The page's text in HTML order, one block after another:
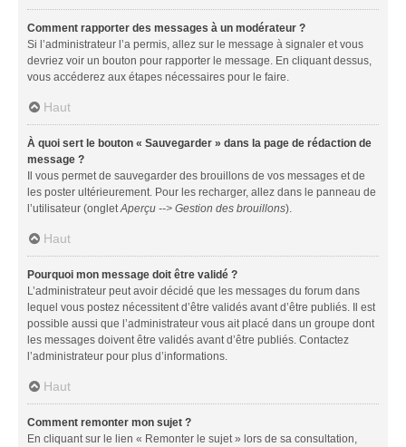
Comment rapporter des messages à un modérateur ?
Si l’administrateur l’a permis, allez sur le message à signaler et vous
devriez voir un bouton pour rapporter le message. En cliquant dessus,
vous accéderez aux étapes nécessaires pour le faire.
Haut
À quoi sert le bouton « Sauvegarder » dans la page de rédaction de
message ?
Il vous permet de sauvegarder des brouillons de vos messages et de
les poster ultérieurement. Pour les recharger, allez dans le panneau de
l’utilisateur (onglet Aperçu --> Gestion des brouillons).
Haut
Pourquoi mon message doit être validé ?
L’administrateur peut avoir décidé que les messages du forum dans
lequel vous postez nécessitent d’être validés avant d’être publiés. Il est
possible aussi que l’administrateur vous ait placé dans un groupe dont
les messages doivent être validés avant d’être publiés. Contactez
l’administrateur pour plus d’informations.
Haut
Comment remonter mon sujet ?
En cliquant sur le lien « Remonter le sujet » lors de sa consultation,